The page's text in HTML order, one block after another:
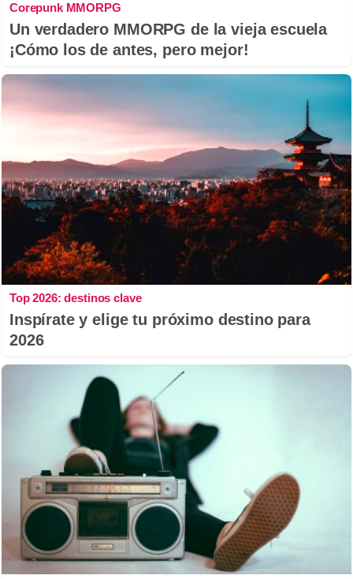
Corepunk MMORPG
Un verdadero MMORPG de la vieja escuela
¡Cómo los de antes, pero mejor!
Top 2026: destinos clave
Inspírate y elige tu próximo destino para
2026